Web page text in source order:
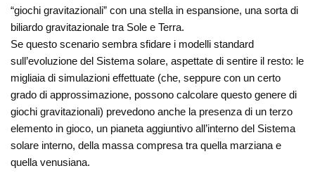
“giochi gravitazionali” con una stella in espansione, una sorta di
biliardo gravitazionale tra Sole e Terra.
Se questo scenario sembra sfidare i modelli standard
sull’evoluzione del Sistema solare, aspettate di sentire il resto: le
migliaia di simulazioni effettuate (che, seppure con un certo
grado di approssimazione, possono calcolare questo genere di
giochi gravitazionali) prevedono anche la presenza di un terzo
elemento in gioco, un pianeta aggiuntivo all’interno del Sistema
solare interno, della massa compresa tra quella marziana e
quella venusiana.